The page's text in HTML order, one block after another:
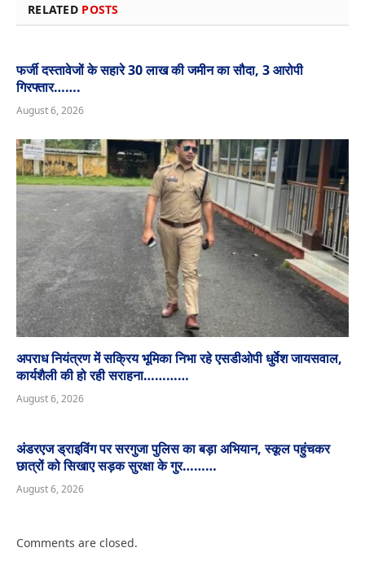
RELATED POSTS
फर्जी दस्तावेजों के सहारे 30 लाख की जमीन का सौदा, 3 आरोपी
गिरफ्तार…….
August 6, 2026
अपराध नियंत्रण में सक्रिय भूमिका निभा रहे एसडीओपी धुर्वेश जायसवाल,
कार्यशैली की हो रही सराहना…………
August 6, 2026
अंडरएज ड्राइविंग पर सरगुजा पुलिस का बड़ा अभियान, स्कूल पहुंचकर
छात्रों को सिखाए सड़क सुरक्षा के गुर………
August 6, 2026
Comments are closed.